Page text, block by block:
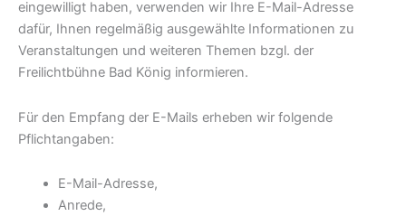
eingewilligt haben, verwenden wir Ihre E-Mail-Adresse
dafür, Ihnen regelmäßig ausgewählte Informationen zu
Veranstaltungen und weiteren Themen bzgl. der
Freilichtbühne Bad König informieren.
Für den Empfang der E-Mails erheben wir folgende
Pflichtangaben:
E-Mail-Adresse,
Anrede,